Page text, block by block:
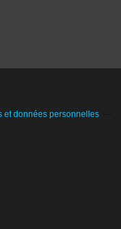
et données personnelles